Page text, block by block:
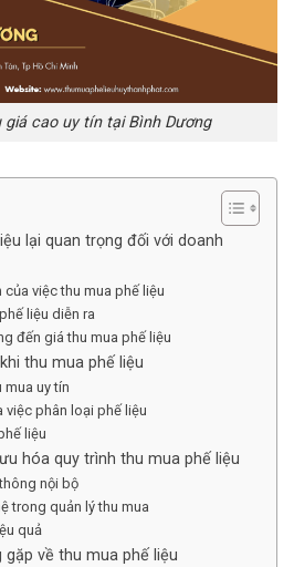
giá cao uy tín tại Bình Dương
lại quan trọng đối với doanh
việc thu mua phế liệu
liệu diễn ra
đến giá thu mua phế liệu
thu mua phế liệu
mua uy tín
việc phân loại phế liệu
liệu
hóa quy trình thu mua phế liệu
nội bộ
trong quản lý thu mua
quả
về thu mua phế liệu